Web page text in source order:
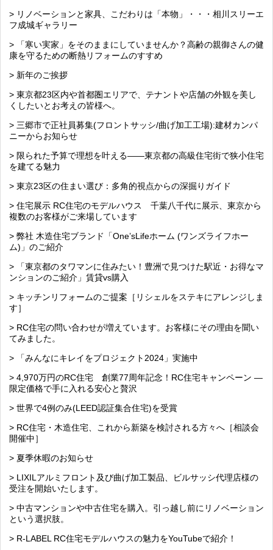
> リノベーションと家具、こだわりは「本物」・・・相川スリーエ
フ成城ギャラリー
> 「寒い実家」をそのままにしていませんか？高齢の親御さんの健
康を守るための断熱リフォームのすすめ
> 新年のご挨拶
> 東京都23区内や首都圏エリアで、テナントや店舗の外観を美し
くしたいとお考えの皆様へ。
> 三郷市で正社員募集(フロントサッシ/曲げ加工工場):建材カンパ
ニーからお知らせ
> 限られた予算で理想を叶える――東京都の高級住宅街で狭小住宅
を建てる魅力
> 東京23区の住まい選び：多角的視点からの深掘りガイド
> 住宅展示 RC住宅のモデルハウス 千葉八千代に展示、東京から
複数のお客様がご来場しています
> 弊社 木造住宅ブランド「One’sLifeホーム (ワンズライフホー
ム)」のご紹介
> 「東京都のタワマンに住みたい！豊洲で見つけた駅近・お得なマ
ンションのご紹介」賃貸vs購入
> キッチンリフォームのご提案［リシェルをステキにアレンジしま
す］
> RC住宅の問い合わせが増えています。お客様にその理由を聞い
てみました。
> 「みんなにキレイをプロジェクト2024」実施中
> 4,970万円のRC住宅 創業77周年記念！RC住宅キャンペーン ―
限定価格で手に入れる安心と贅沢
> 世界で4例のみ(LEED認証集合住宅)を受賞
> RC住宅・木造住宅、これから新築を検討される方々へ［相談会
開催中］
> 夏季休暇のお知らせ
> LIXILアルミフロント及び曲げ加工製品、ビルサッシ代理店様の
受注を開始いたします。
> 中古マンションや中古住宅を購入。引っ越し前にリノベーション
という選択肢。
> R-LABEL RC住宅モデルハウスの魅力をYouTubeで紹介！